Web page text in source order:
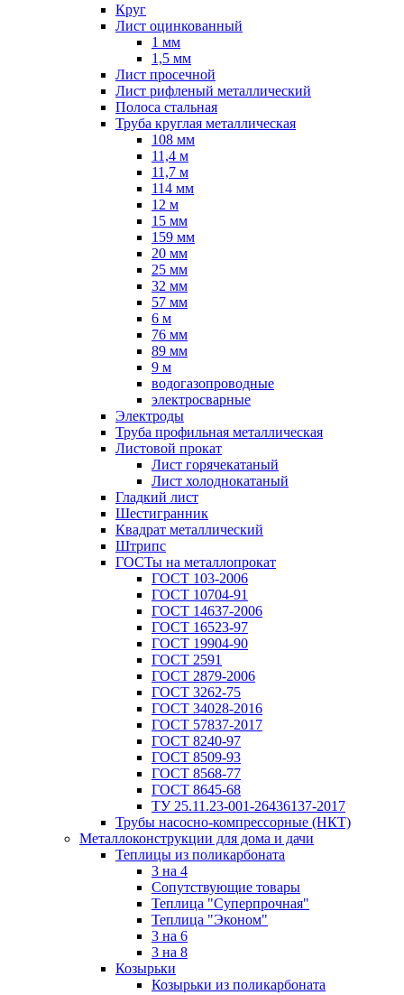
Круг
Лист оцинкованный
1 мм
1,5 мм
Лист просечной
Лист рифленый металлический
Полоса стальная
Труба круглая металлическая
108 мм
11,4 м
11,7 м
114 мм
12 м
15 мм
159 мм
20 мм
25 мм
32 мм
57 мм
6 м
76 мм
89 мм
9 м
водогазопроводные
электросварные
Электроды
Труба профильная металлическая
Листовой прокат
Лист горячекатаный
Лист холоднокатаный
Гладкий лист
Шестигранник
Квадрат металлический
Штрипс
ГОСТы на металлопрокат
ГОСТ 103-2006
ГОСТ 10704-91
ГОСТ 14637-2006
ГОСТ 16523-97
ГОСТ 19904-90
ГОСТ 2591
ГОСТ 2879-2006
ГОСТ 3262-75
ГОСТ 34028-2016
ГОСТ 57837-2017
ГОСТ 8240-97
ГОСТ 8509-93
ГОСТ 8568-77
ГОСТ 8645-68
ТУ 25.11.23-001-26436137-2017
Трубы насосно-компрессорные (НКТ)
Металлоконструкции для дома и дачи
Теплицы из поликарбоната
3 на 4
Сопутствующие товары
Теплица "Суперпрочная"
Теплица "Эконом"
3 на 6
3 на 8
Козырьки
Козырьки из поликарбоната